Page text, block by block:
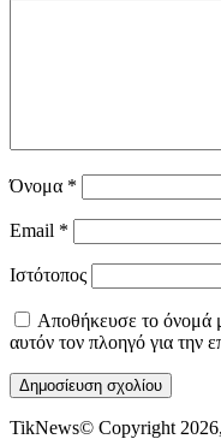
Όνομα *
Email *
Ιστότοπος
Αποθήκευσε το όνομά
αυτόν τον πλοηγό για την
TikNews© Copyright